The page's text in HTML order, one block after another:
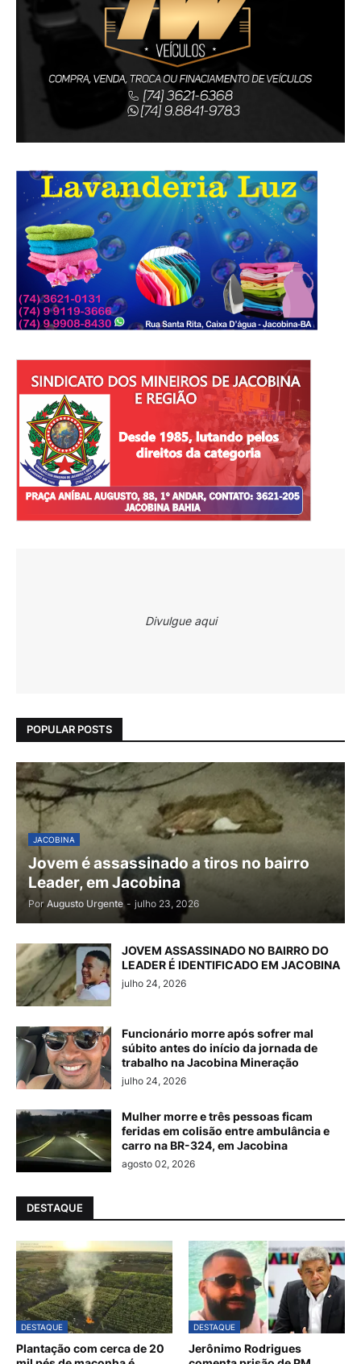
Divulgue aqui
POPULAR POSTS
JACOBINA
Jovem é assassinado a tiros no bairro
Leader, em Jacobina
Por Augusto Urgente - julho 23, 2026
JOVEM ASSASSINADO NO BAIRRO DO
LEADER É IDENTIFICADO EM JACOBINA
julho 24, 2026
Funcionário morre após sofrer mal
súbito antes do início da jornada de
trabalho na Jacobina Mineração
julho 24, 2026
Mulher morre e três pessoas ficam
feridas em colisão entre ambulância e
carro na BR-324, em Jacobina
agosto 02, 2026
DESTAQUE
DESTAQUE
Plantação com cerca de 20
DESTAQUE
Jerônimo Rodrigues